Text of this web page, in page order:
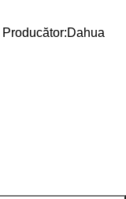
Producător:Dahua